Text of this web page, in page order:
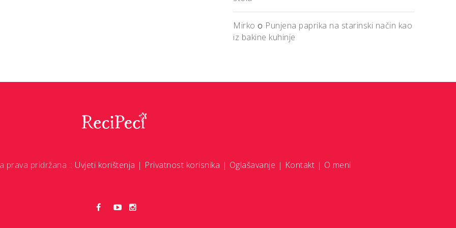
Mirko o Punjena paprika na starinski način kao
iz bakine kuhinje
prava pridržana :: Uvjeti korištenja | Privatnost korisnika | Oglašavanje | Kontakt | O meni